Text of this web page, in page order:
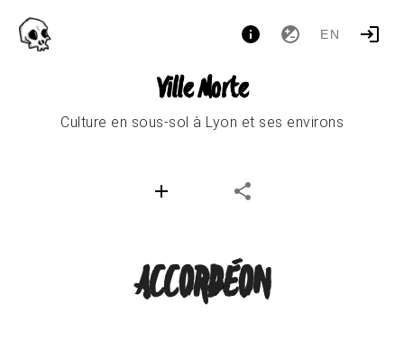
EN
Ville Morte
Culture en sous-sol à Lyon et ses environs
ACCORDÉON